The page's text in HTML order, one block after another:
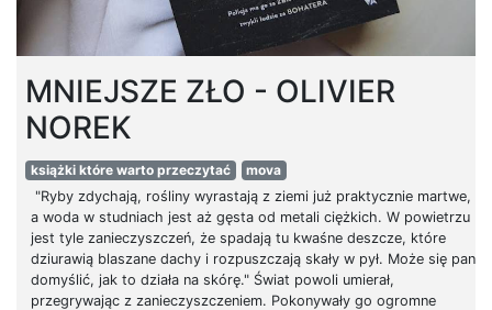
MNIEJSZE ZŁO - OLIVIER
NOREK
książki które warto przeczytać
mova
"Ryby zdycha­ją, ro­śli­ny wy­ra­sta­ją z ziemi już prak­tycz­nie mar­twe,
a woda w stud­niach jest aż gęsta od me­ta­li cięż­kich. W po­wie­trzu
jest tyle za­nie­czysz­czeń, że spa­da­ją tu kwa­śne desz­cze, które
dziu­ra­wią bla­sza­ne dachy i roz­pusz­cza­ją skały w pył. Może się pan
do­my­ślić, jak to dzia­ła na skórę." Świat powoli umierał,
przegrywając z zanieczyszczeniem. Pokonywały go ogromne